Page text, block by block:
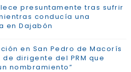
presuntamente tras sufrir
conducía una
en Dajabón
en San Pedro de Macorís
dirigente del PRM que
nombramiento”